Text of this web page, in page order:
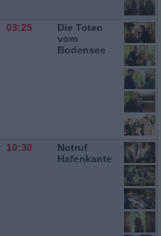
03:25
Die Toten
vom
Bodensee
10:30
Notruf
Hafenkante